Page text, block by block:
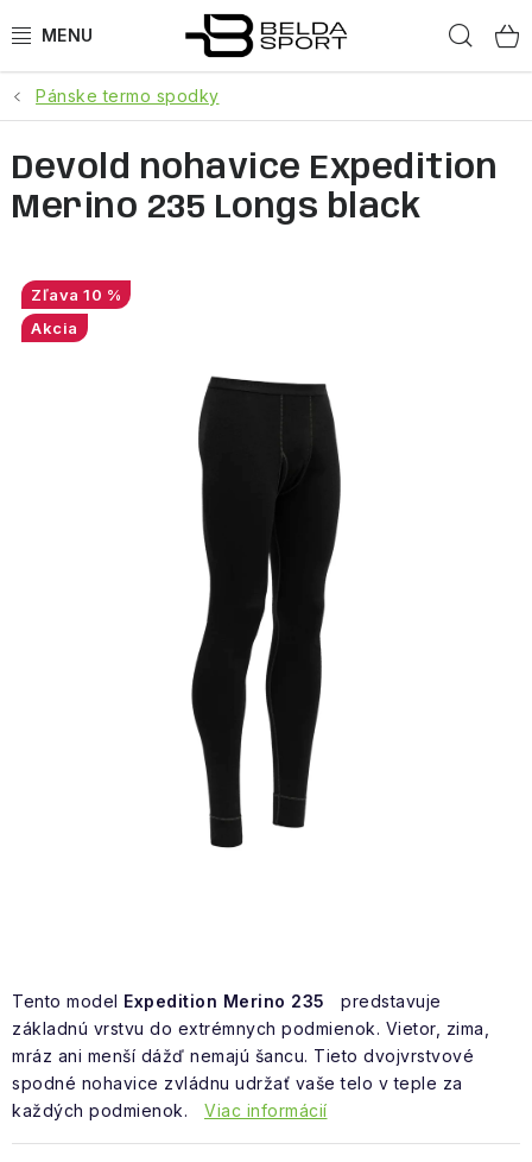
na
ŠPORTY
BEH
GOLDBERGH
OBLEČENIE
Doprava a platba
Pánske termo spodky
Tento model Expedition Merino 235
predstavuje
základnú vrstvu do extrémnych podmienok. Vietor, zima,
mráz ani menší dážď nemajú šancu. Tieto dvojvrstvové
spodné nohavice zvládnu udržať vaše telo v teple za
každých podmienok.
Viac informácií
Devold nohavice Expedition
Merino 235 Longs black
10 %
Akcia